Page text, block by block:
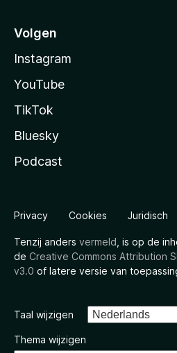
Volgen
Instagram
YouTube
TikTok
Bluesky
Podcast
Privacy Cookies Juridisch
Tenzij anders vermeld , is op de
de Creative Commons Attribution
v3.0 of latere versie van
Taal wijzigen
Thema wijzigen